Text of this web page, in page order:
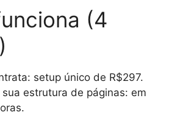
(4
setup único de R$297.
sua estrutura de páginas: em